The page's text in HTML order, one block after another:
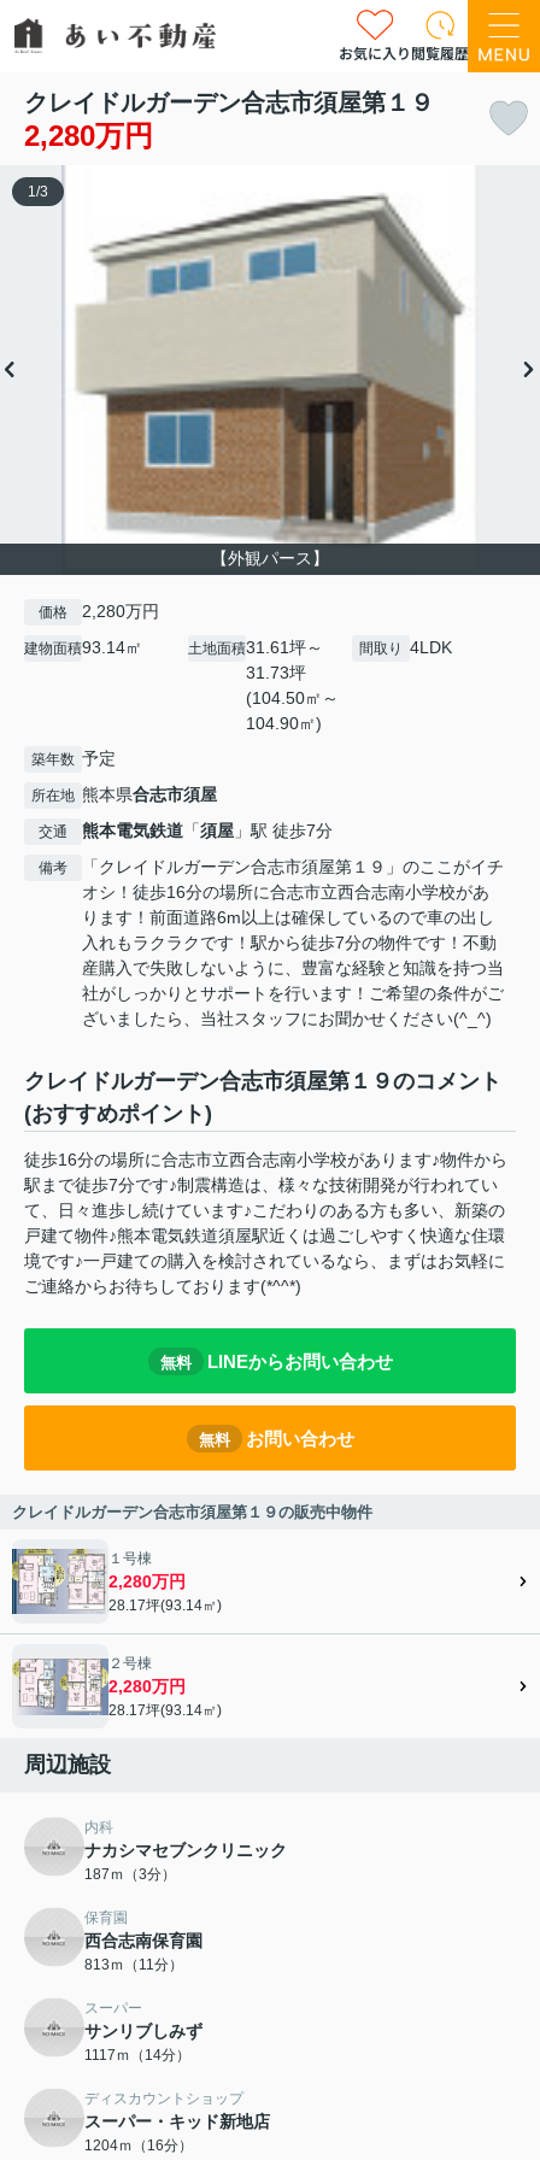
お気に入り閲覧履歴
クレイドルガーデン合志市須屋第１９
2,280万円
【外観パース】
1 /3
価格 2,280万円
建物面積93.14㎡ 土地面積31.61坪～
31.73坪
(104.50㎡～
104.90㎡)
間取り 4LDK
築年数 予定
所在地 熊本県合志市須屋
交通 熊本電気鉄道 「須屋 」駅 徒歩7分
備考
「クレイドルガーデン合志市須屋第１９」のここがイチ
オシ！徒歩16分の場所に合志市立西合志南小学校があ
ります！前面道路6m以上は確保しているので車の出し
入れもラクラクです！駅から徒歩7分の物件です！不動
産購入で失敗しないように、豊富な経験と知識を持つ当
社がしっかりとサポートを行います！ご希望の条件がご
ざいましたら、当社スタッフにお聞かせください(^_^)
クレイドルガーデン合志市須屋第１９のコメント
(おすすめポイント)
徒歩16分の場所に合志市立西合志南小学校があります♪物件から
駅まで徒歩7分です♪制震構造は、様々な技術開発が行われてい
て、日々進歩し続けています♪こだわりのある方も多い、新築の
戸建て物件♪熊本電気鉄道須屋駅近くは過ごしやすく快適な住環
境です♪一戸建ての購入を検討されているなら、まずはお気軽に
ご連絡からお待ちしております(*^^*)
無料 LINEからお問い合わせ
無料 お問い合わせ
クレイドルガーデン合志市須屋第１９の販売中物件
１号棟
2,280万円
28.17坪(93.14㎡)
２号棟
2,280万円
28.17坪(93.14㎡)
周辺施設
内科
ナカシマセブンクリニック
187ｍ（3分）
保育園
西合志南保育園
813ｍ（11分）
スーパー
サンリブしみず
1117ｍ（14分）
ディスカウントショップ
スーパー・キッド新地店
1204ｍ（16分）